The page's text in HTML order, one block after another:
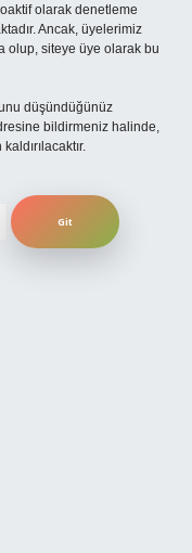
olarak denetleme
Ancak, üyelerimiz
olup, siteye üye olarak bu
düşündüğünüz
bildirmeniz halinde,